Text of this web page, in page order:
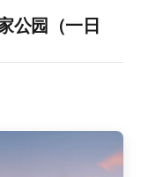
公园（一日